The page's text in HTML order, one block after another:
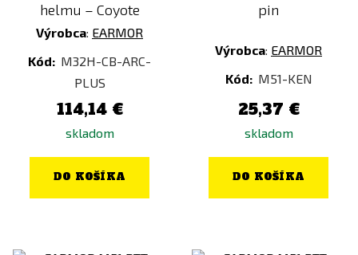
helmu – Coyote
Výrobca: EARMOR
Kód: M32H-CB-ARC-
PLUS
114,14 €
skladom
DO KOŠÍKA
pin
Výrobca: EARMOR
Kód: M51-KEN
25,37 €
skladom
DO KOŠÍKA